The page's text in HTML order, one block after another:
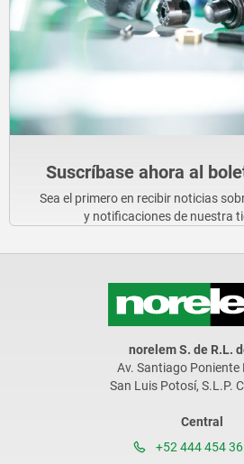
Suscríbase ahora al
Sea el primero en recibir noticias
y notificaciones de nuestra
norelem S. de R.L.
Av. Santiago Poniente
San Luis Potosí, S.L.P.
Central
+52 444 454